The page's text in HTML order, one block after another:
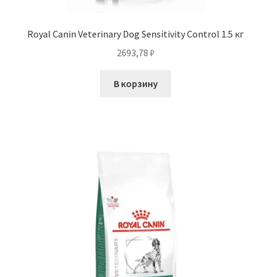
Royal Canin Veterinary Dog Sensitivity Control 1.5 кг
2693,78 ₽
В корзину